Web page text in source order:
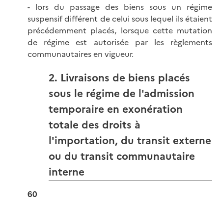
- lors du passage des biens sous un régime
suspensif différent de celui sous lequel ils étaient
précédemment placés, lorsque cette mutation
de régime est autorisée par les règlements
communautaires en vigueur.
2. Livraisons de biens placés
sous le régime de l'admission
temporaire en exonération
totale des droits à
l'importation, du transit externe
ou du transit communautaire
interne
60